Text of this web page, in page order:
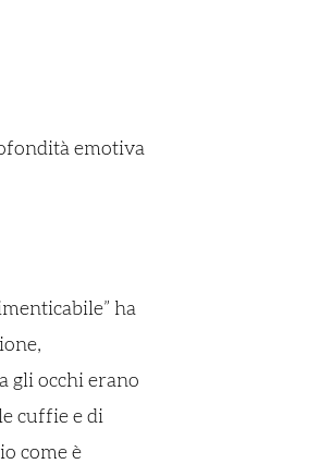
emotiva
ha
gli occhi erano
cuffie e di
come è